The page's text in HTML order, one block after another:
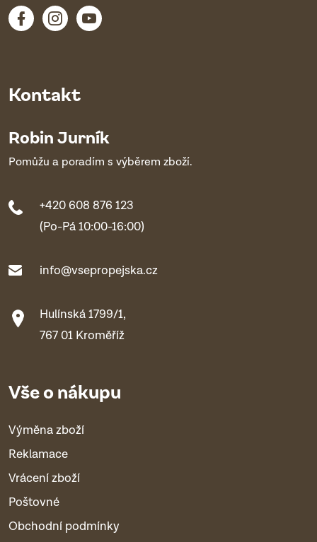
Kontakt
Robin Jurník
Pomůžu a poradím s výběrem zboží.
+420 608 876 123
(Po-Pá 10:00-16:00)
info@vsepropejska.cz
Hulínská 1799/1,
767 01 Kroměříž
Vše o nákupu
Výměna zboží
Reklamace
Vrácení zboží
Poštovné
Obchodní podmínky